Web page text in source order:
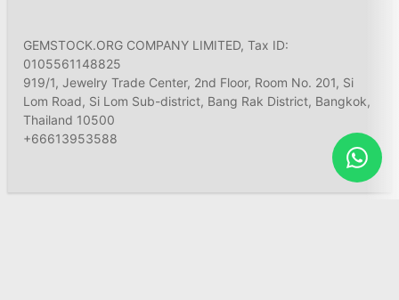
GEMSTOCK.ORG COMPANY LIMITED, Tax ID:
0105561148825
919/1, Jewelry Trade Center, 2nd Floor, Room No. 201, Si
Lom Road, Si Lom Sub-district, Bang Rak District, Bangkok,
Thailand 10500
+66613953588